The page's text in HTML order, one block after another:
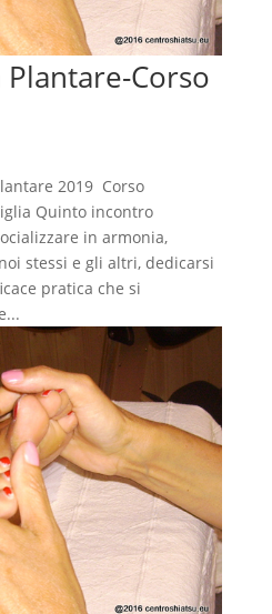
Corso
2019 Corso
Quinto incontro
in armonia,
stessi e gli altri, dedicarsi
pratica che si